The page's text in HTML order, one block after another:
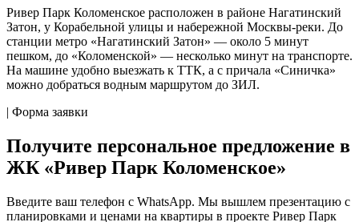
Ривер Парк Коломенское расположен в районе Нагатинский
Затон, у Корабельной улицы и набережной Москвы-реки. До
станции метро «Нагатинский Затон» — около 5 минут
пешком, до «Коломенской» — несколько минут на транспорте.
На машине удобно выезжать к ТТК, а с причала «Синичка»
можно добраться водным маршрутом до ЗИЛ.
| Форма заявки
Получите персональное предложение в
ЖК «Ривер Парк Коломенское»
Введите ваш телефон c WhatsApp. Мы вышлем презентацию с
планировками и ценами на квартиры в проекте Ривер Парк